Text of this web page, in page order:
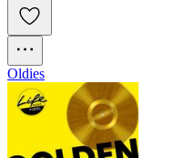
Oldies